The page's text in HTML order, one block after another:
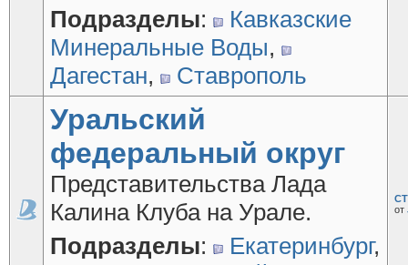
Подразделы:
Кавказские
Минеральные Воды,
Дагестан, Ставрополь
Уральский
федеральный округ
Представительства Лада
Калина Клуба на Урале.
Подразделы: Екатеринбург,
от